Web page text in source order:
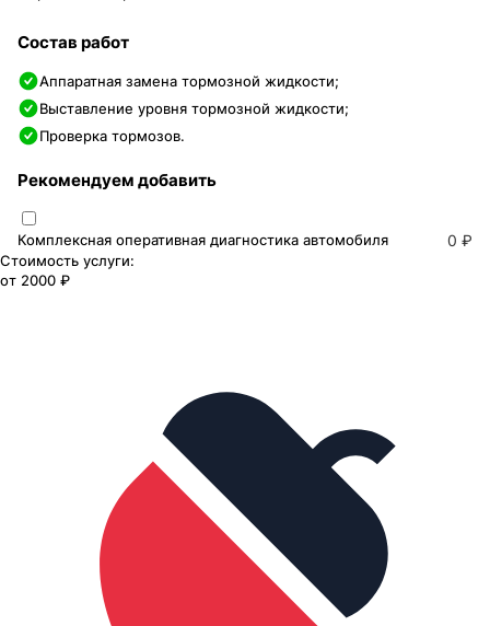
Состав работ
Аппаратная замена тормозной жидкости;
Выставление уровня тормозной жидкости;
Проверка тормозов.
Рекомендуем добавить
Комплексная оперативная диагностика автомобиля 0 ₽
Стоимость услуги:
от 2000 ₽